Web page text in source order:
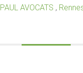
PAUL AVOCATS ,